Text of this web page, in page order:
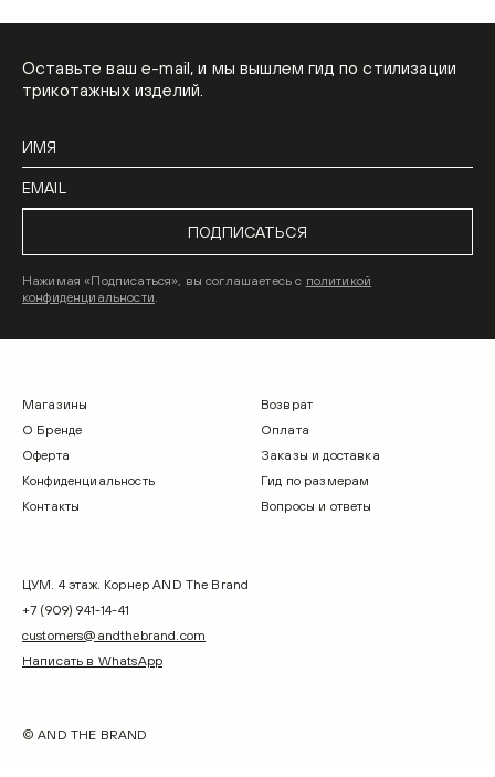
Оставьте ваш e-mail, и мы вышлем гид по стилизации
трикотажных изделий.
ПОДПИСАТЬСЯ
Нажимая «Подписаться», вы соглашаетесь с политикой
конфиденциальности.
Магазины
О Бренде
Оферта
Конфиденциальность
Контакты
Возврат
Оплата
Заказы и доставка
Гид по размерам
Вопросы и ответы
ЦУМ. 4 этаж. Корнер AND The Brand
+7 (909) 941-14-41
customers@andthebrand.com
Написать в WhatsApp
© AND THE BRAND